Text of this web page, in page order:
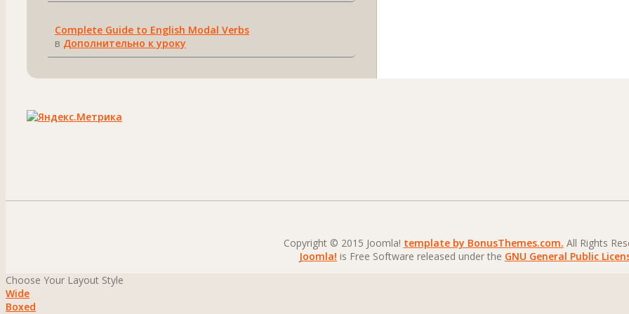
Complete Guide to English Modal Verbs
в Дополнительно к уроку
Copyright © 2015 Joomla! template by BonusThemes.com. All Rights
Joomla! is Free Software released under the GNU General Public
Choose Your Layout Style
Wide
Boxed